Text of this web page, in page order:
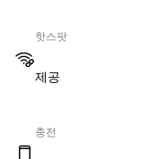
핫스팟
제공
충전